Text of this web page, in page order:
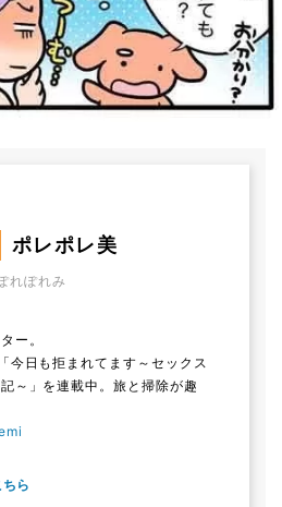
ポレポレ美
れぽれみ
ー。
今日も拒まれてます～セックス
～」を連載中。旅と掃除が趣
ら